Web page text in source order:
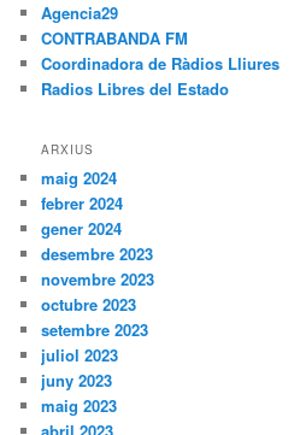
Agencia29
CONTRABANDA FM
Coordinadora de Ràdios Lliures
Radios Libres del Estado
ARXIUS
maig 2024
febrer 2024
gener 2024
desembre 2023
novembre 2023
octubre 2023
setembre 2023
juliol 2023
juny 2023
maig 2023
abril 2023